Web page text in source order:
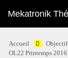
Mekatronik
Accueil
OL22 Printemps 2016